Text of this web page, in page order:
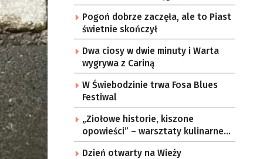
Pogoń dobrze zaczęła, ale to Piast
świetnie skończył
Dwa ciosy w dwie minuty i Warta
wygrywa z Cariną
W Świebodzinie trwa Fosa Blues
Festiwal
„Ziołowe historie, kiszone
opowieści” – warsztaty kulinarne w
zielonogórskich sołectwach
Dzień otwarty na Wieży